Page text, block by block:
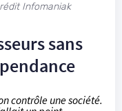
Infomaniak
sans
contrôle une société.